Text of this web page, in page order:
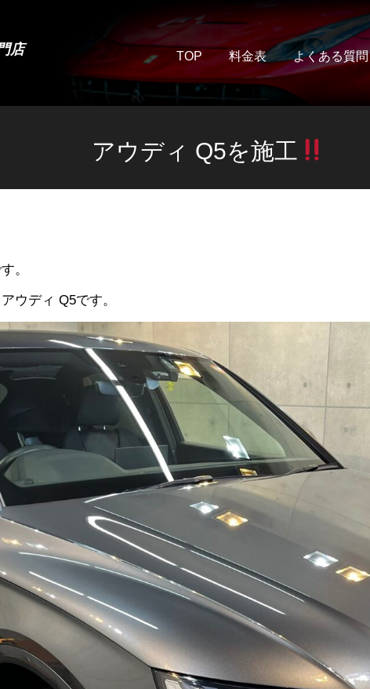
店
TOP 料金表 よくある質問
アウディ Q5を施工
。
ウディ Q5です。